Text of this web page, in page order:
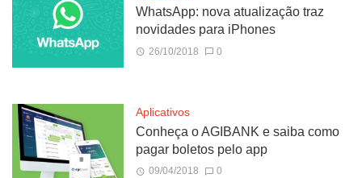
WhatsApp: nova atualização traz
novidades para iPhones
26/10/2018 0
Aplicativos
Conheça o AGIBANK e saiba como
pagar boletos pelo app
09/04/2018 0